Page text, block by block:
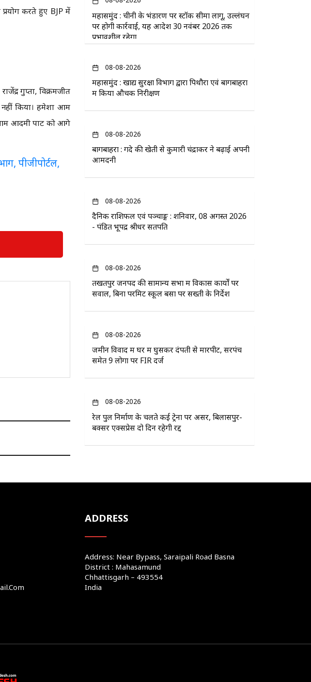
करते हुए BJP में
गुप्ता, विक्रमजीत
किया। हमेशा आम
आदमी पार्टी को आगे
पीजीपोर्टल,
महासमुंद : चीनी के भंडारण पर स्टॉक सीमा लागू, उल्लंघन
पर होगी कार्रवाई, यह आदेश 30 नवंबर 2026 तक
प्रभावशील रहेगा
08-08-2026
महासमुंद : खाद्य सुरक्षा विभाग द्वारा पिथौरा एवं बागबाहरा
में किया औचक निरीक्षण
08-08-2026
बागबाहरा : गेंदे की खेती से कुमारी चंद्राकर ने बढ़ाई अपनी
आमदनी
08-08-2026
दैनिक राशिफल एवं पञ्चाङ्ग : शनिवार, 08 अगस्त 2026
- पंडित भूपेंद्र श्रीधर सतपति
08-08-2026
तखतपुर जनपद की सामान्य सभा में विकास कार्यों पर
सवाल, बिना परमिट स्कूल बसों पर सख्ती के निर्देश
08-08-2026
जमीन विवाद में घर में घुसकर दंपती से मारपीट, सरपंच
समेत 9 लोगों पर FIR दर्ज
08-08-2026
रेल पुल निर्माण के चलते कई ट्रेनों पर असर, बिलासपुर-
बक्सर एक्सप्रेस दो दिन रहेगी रद्द
ADDRESS
Address: Near Bypass, Saraipali Road Basna
District : Mahasamund
Chhattisgarh – 493554
India